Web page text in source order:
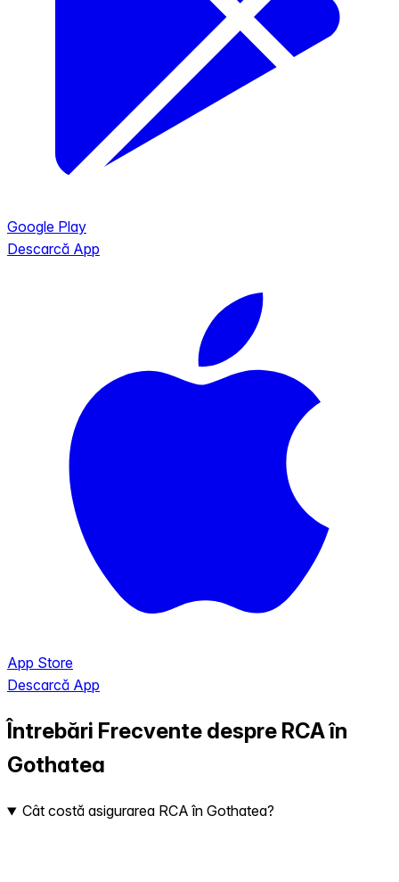
Google Play
Descarcă App
App Store
Descarcă App
Întrebări Frecvente despre RCA în
Gothatea
Cât costă asigurarea RCA în Gothatea?